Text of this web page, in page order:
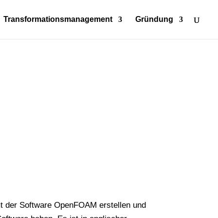
Transformationsmanagement Gründung
Software OpenFOAM erstellen und